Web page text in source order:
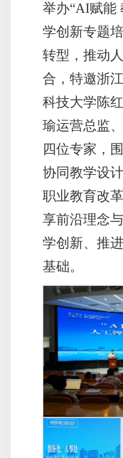
举办“AI赋能
学创新专题
转型，推动
合，特邀浙
科技大学陈
瑜运营总监
四位专家，
协同教学设
职业教育改
享前沿理念
学创新、推
基础。